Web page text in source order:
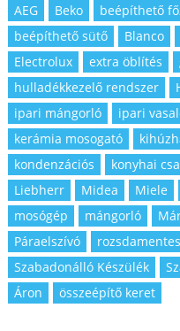
AEG Beko beépíthető
beépíthető sütő
Blanco
Electrolux
extra öblítés
hulladékkezelő rendszer
ipari mángorló
ipari
kerámia mosogató
kondenzációs
konyhai
Liebherr
Midea Miele
mosógép
mángorló
Páraelszívó
Szabadonálló Készülék
Áron
összeépítő keret